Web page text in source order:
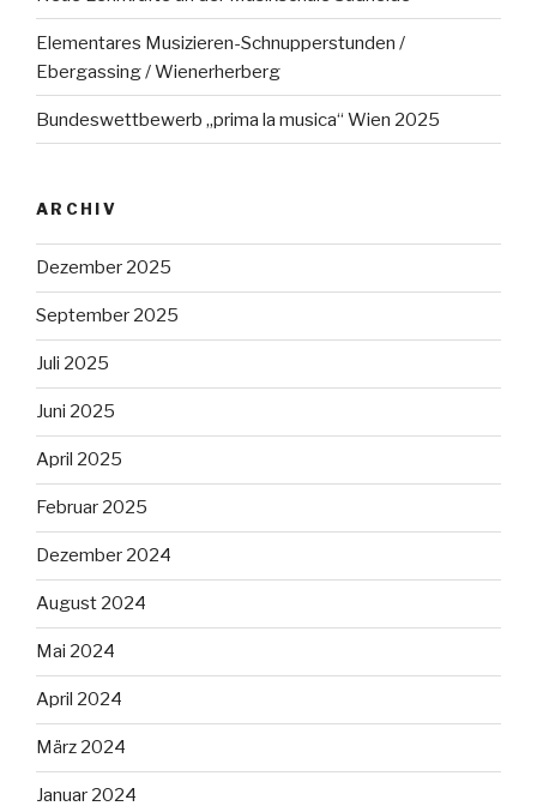
Elementares Musizieren-Schnupperstunden /
Ebergassing / Wienerherberg
Bundeswettbewerb „prima la musica“ Wien 2025
ARCHIV
Dezember 2025
September 2025
Juli 2025
Juni 2025
April 2025
Februar 2025
Dezember 2024
August 2024
Mai 2024
April 2024
März 2024
Januar 2024